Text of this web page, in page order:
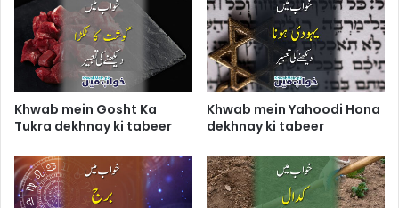
Khwab mein Gosht Ka
Tukra dekhnay ki tabeer
Khwab mein Yahoodi Hona
dekhnay ki tabeer